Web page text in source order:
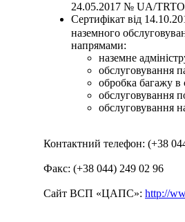
24.05.2017 № UA/TRTO-
Сертифікат від
наземного
напрямами:
наземне
обслуговування
обробка багажу в
обслуговування
обслуговування
Контактний телефон: (+38
Факс: (+38 044) 249 02 96
Сайт ВСП «ЦАПС»: http://